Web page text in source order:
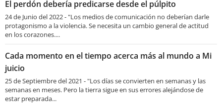
El perdón debería predicarse desde el púlpito
24 de Junio del 2022 - "Los medios de comunicación no deberían darle
protagonismo a la violencia. Se necesita un cambio general de actitud
en los corazones....
Cada momento en el tiempo acerca más al mundo a Mi
juicio
25 de Septiembre del 2021 - "Los días se convierten en semanas y las
semanas en meses. Pero la tierra sigue en sus errores alejándose de
estar preparada...